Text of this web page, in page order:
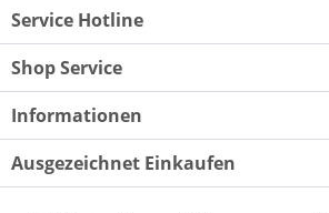
Service Hotline
Shop Service
Informationen
Ausgezeichnet Einkaufen